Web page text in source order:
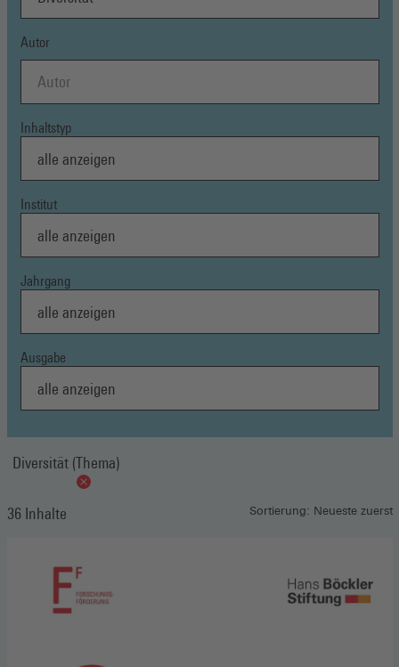
Autor
Inhaltstyp
Institut
Jahrgang
Ausgabe
Diversität (Thema)
36 Inhalte Sortierung: Neueste zuerst